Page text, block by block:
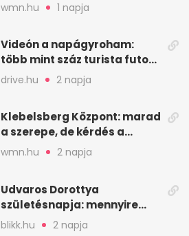
wmn.hu 1 napja
Videón a napágyroham:
több mint száz turista futott
a helyekért Tenerifén
drive.hu 2 napja
Klebelsberg Központ: marad
a szerepe, de kérdés a
hitelessége
wmn.hu 2 napja
Udvaros Dorottya
születésnapja: mennyire
ismered a filmszerepeit?
blikk.hu 2 napja